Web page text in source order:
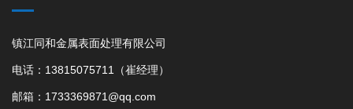
镇江同和金属表面处理有限公司
电话：13815075711（崔经理）
邮箱：1733369871@qq.com